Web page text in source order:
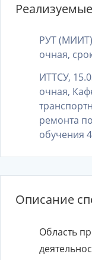
РУТ
очная,
ИТТСУ,
очная,
ремонта
обучения
Описание
Область